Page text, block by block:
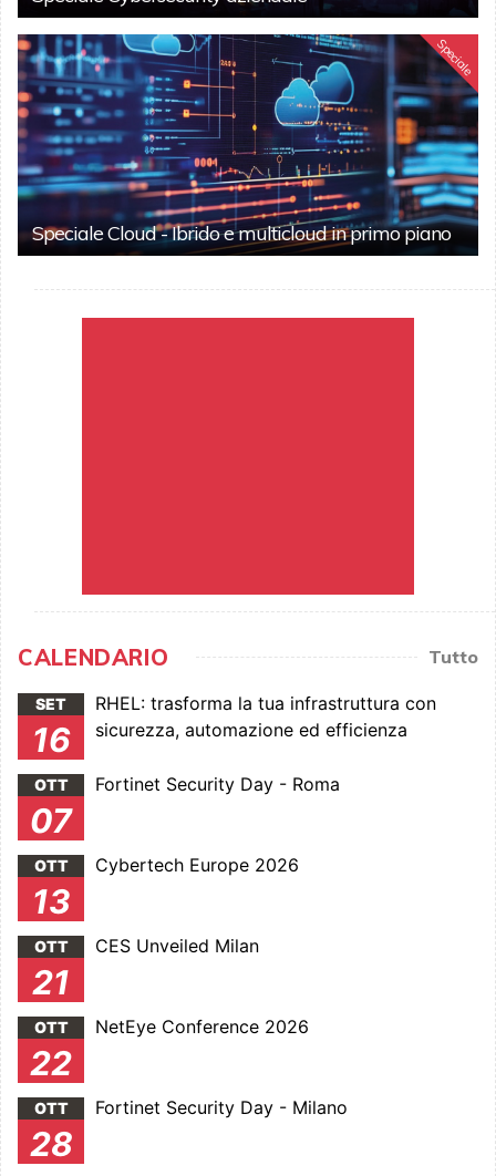
Speciale
Speciale Cloud - Ibrido e multicloud in primo piano
CALENDARIO Tutto
SET
16
RHEL: trasforma la tua infrastruttura con
sicurezza, automazione ed efficienza
OTT
07
Fortinet Security Day - Roma
OTT
13
Cybertech Europe 2026
OTT
21
CES Unveiled Milan
OTT
22
NetEye Conference 2026
OTT
28
Fortinet Security Day - Milano